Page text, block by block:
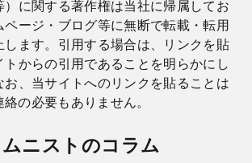
）に関する著作権は当社に帰属してお
ページ・ブログ等に無断で転載・転用
します。引用する場合は、リンクを貼
トからの引用であることを明らかにし
お、当サイトへのリンクを貼ることは
の必要もありません。
ニストのコラム